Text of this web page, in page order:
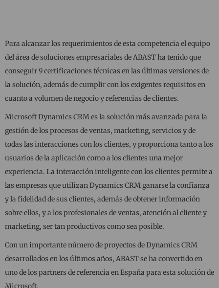
Para alcanzar los requerimientos de esta competencia el equipo
del área de soluciones empresariales de ABAST ha tenido que
conseguir 9 certificaciones técnicas en las últimas versiones de
la solución, además de cumplir con los exigentes requisitos en
cuanto a volumen de negocio y referencias de clientes.
Microsoft Dynamics CRM es la solución más avanzada para la
gestión de los procesos de ventas, marketing, servicios y de
todas las interacciones con los clientes, y proporciona tanto a los
usuarios de la aplicación como a los clientes una mejor
experiencia. La interacción inteligente con los clientes permite a
las empresas que utilizan Dynamics CRM ganarse la confianza
y la fidelidad de sus clientes, además de obtener información
sobre ellos, y a los profesionales de ventas, atención al cliente y
marketing, ser tan productivos como sea posible.
Con un importante número de proyectos de Dynamics CRM
desarrollados en los últimos años, ABAST se ha convertido en
uno de los partners de referencia en España para esta solución de
Microsoft.